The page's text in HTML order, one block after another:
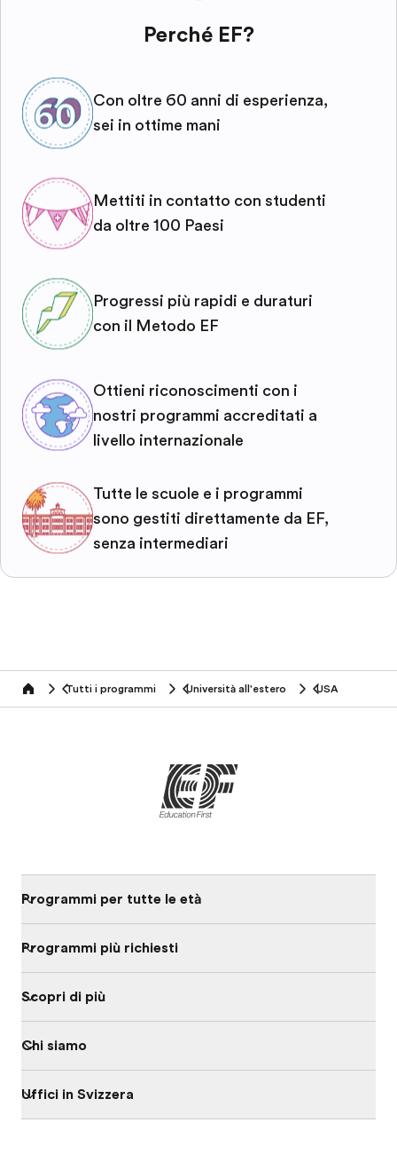
Perché EF?
Con oltre 60 anni di esperienza,
sei in ottime mani
Mettiti in contatto con studenti
da oltre 100 Paesi
Progressi più rapidi e duraturi
con il Metodo EF
Ottieni riconoscimenti con i
nostri programmi accreditati a
livello internazionale
Tutte le scuole e i programmi
sono gestiti direttamente da EF,
senza intermediari
home Tutti i programmi Università all'estero USA
Programmi per tutte le età
Programmi più richiesti
Scopri di più
Chi siamo
Uffici in Svizzera